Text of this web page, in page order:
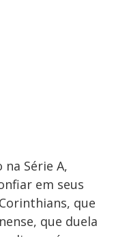
Série A,
em seus
que
que duela